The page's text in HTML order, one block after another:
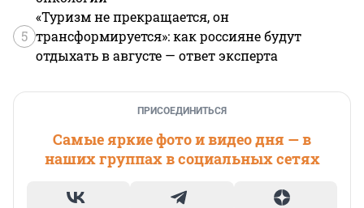
5
«Туризм не прекращается, он
трансформируется»: как россияне будут
отдыхать в августе — ответ эксперта
ПРИСОЕДИНИТЬСЯ
Самые яркие фото и видео дня — в
наших группах в социальных сетях